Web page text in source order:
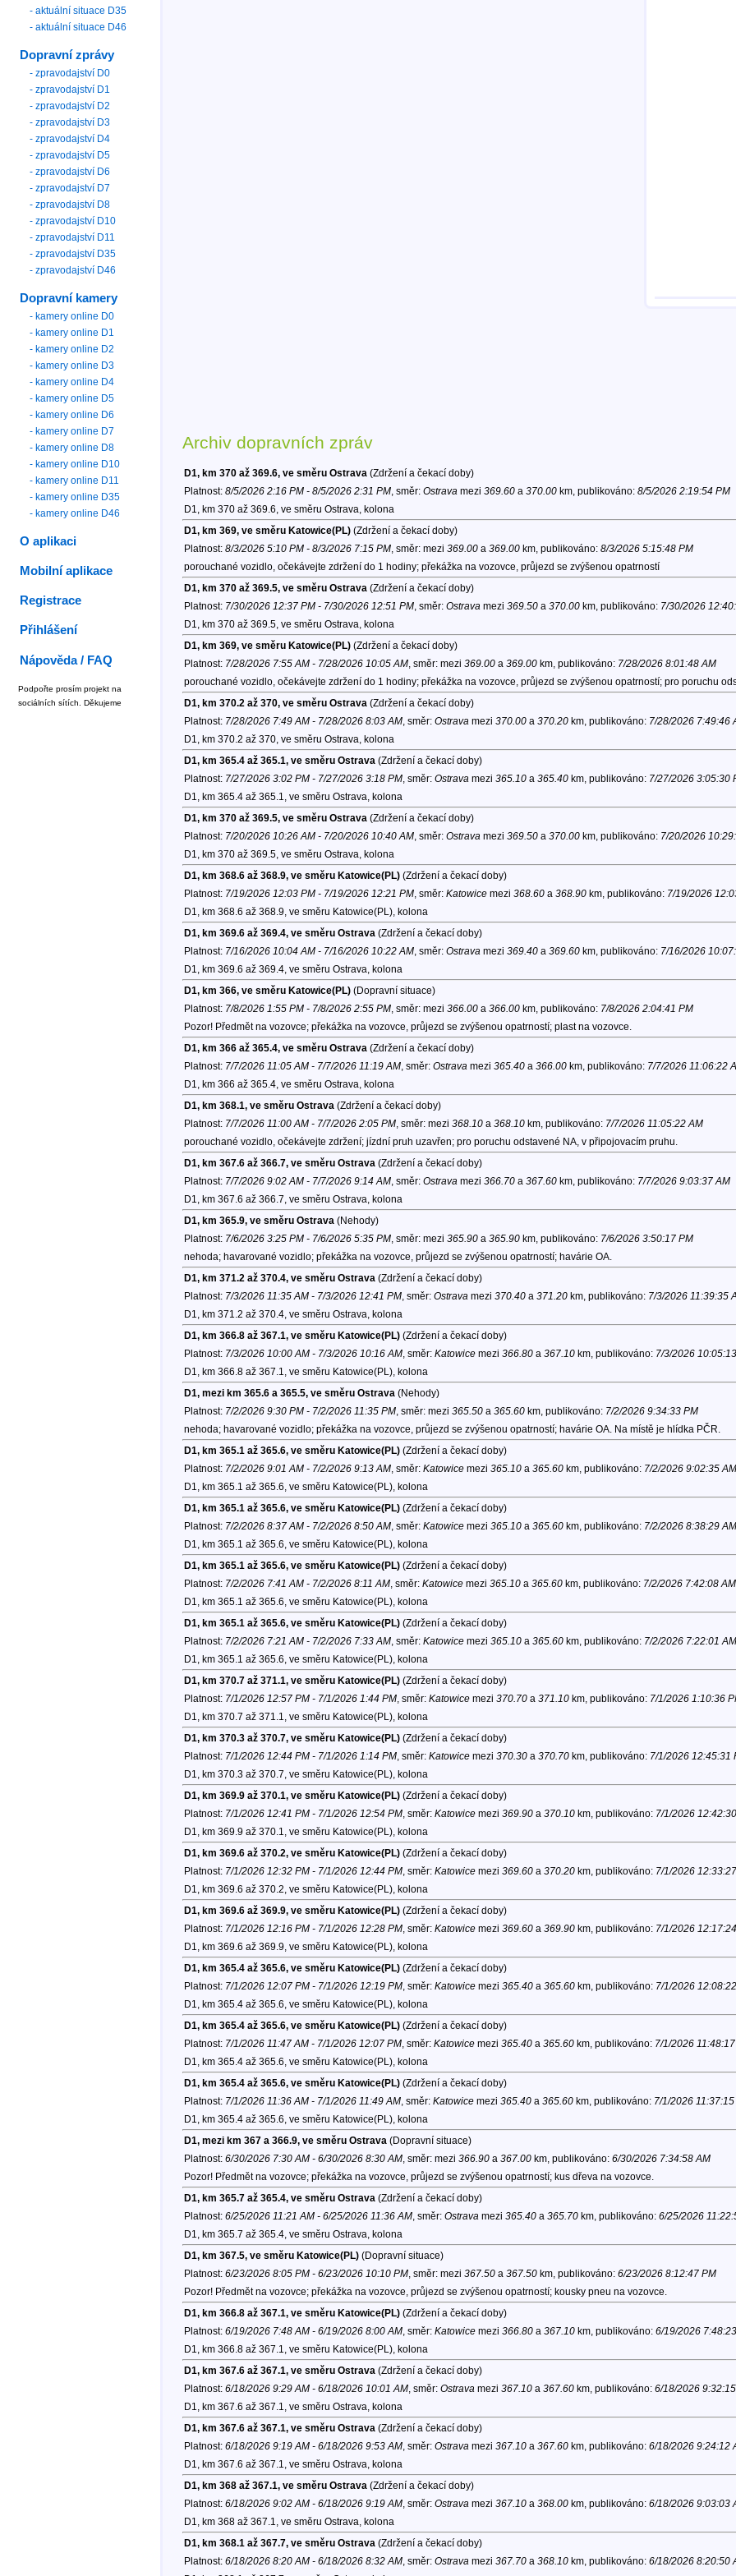
Archiv dopravních zpráv
D1, km 370 až 369.6, ve směru Ostrava (Zdržení a čekací doby)
Platnost: 8/5/2026 2:16 PM - 8/5/2026 2:31 PM, směr: Ostrava mezi 369.60a 370.00km, publikováno: 8/5/2026 2:19:54 PM
D1, km 370 až 369.6, ve směru Ostrava, kolona
D1, km 369, ve směru Katowice(PL)(Zdržení a čekací doby)
Platnost: 8/3/2026 5:10 PM - 8/3/2026 7:15 PM, směr: mezi 369.00a 369.00km, publikováno: 8/3/2026 5:15:48 PM
porouchané vozidlo, očekávejte zdržení do 1 hodiny; překážka na vozovce, průjezd se zvýšenou opatrností
D1, km 370 až 369.5, ve směru Ostrava (Zdržení a čekací doby)
Platnost: 7/30/2026 12:37 PM - 7/30/2026 12:51 PM, směr: Ostrava mezi 369.50a 370.00km, publikováno: 7/30/2026
D1, km 370 až 369.5, ve směru Ostrava, kolona
D1, km 369, ve směru Katowice(PL)(Zdržení a čekací doby)
Platnost: 7/28/2026 7:55 AM - 7/28/2026 10:05 AM, směr: mezi 369.00a 369.00km, publikováno: 7/28/2026 8:01:48 AM
porouchané vozidlo, očekávejte zdržení do 1 hodiny; překážka na vozovce, průjezd se zvýšenou opatrností; pro poruchu
D1, km 370.2 až 370, ve směru Ostrava (Zdržení a čekací doby)
Platnost: 7/28/2026 7:49 AM - 7/28/2026 8:03 AM, směr: Ostrava mezi 370.00a 370.20km, publikováno: 7/28/2026 7:49:46
D1, km 370.2 až 370, ve směru Ostrava, kolona
D1, km 365.4 až 365.1, ve směru Ostrava (Zdržení a čekací doby)
Platnost: 7/27/2026 3:02 PM - 7/27/2026 3:18 PM, směr: Ostrava mezi 365.10a 365.40km, publikováno: 7/27/2026 3:05:30
D1, km 365.4 až 365.1, ve směru Ostrava, kolona
D1, km 370 až 369.5, ve směru Ostrava (Zdržení a čekací doby)
Platnost: 7/20/2026 10:26 AM - 7/20/2026 10:40 AM, směr: Ostrava mezi 369.50a 370.00km, publikováno: 7/20/2026
D1, km 370 až 369.5, ve směru Ostrava, kolona
D1, km 368.6 až 368.9, ve směru Katowice(PL)(Zdržení a čekací doby)
Platnost: 7/19/2026 12:03 PM - 7/19/2026 12:21 PM, směr: Katowicemezi 368.60a 368.90km, publikováno: 7/19/2026
D1, km 368.6 až 368.9, ve směru Katowice(PL), kolona
D1, km 369.6 až 369.4, ve směru Ostrava (Zdržení a čekací doby)
Platnost: 7/16/2026 10:04 AM - 7/16/2026 10:22 AM, směr: Ostrava mezi 369.40a 369.60km, publikováno: 7/16/2026
D1, km 369.6 až 369.4, ve směru Ostrava, kolona
D1, km 366, ve směru Katowice(PL)(Dopravní situace)
Platnost: 7/8/2026 1:55 PM - 7/8/2026 2:55 PM, směr: mezi 366.00a 366.00km, publikováno: 7/8/2026 2:04:41 PM
Pozor! Předmět na vozovce; překážka na vozovce, průjezd se zvýšenou opatrností; plast na vozovce.
D1, km 366 až 365.4, ve směru Ostrava (Zdržení a čekací doby)
Platnost: 7/7/2026 11:05 AM - 7/7/2026 11:19 AM, směr: Ostrava mezi 365.40a 366.00km, publikováno: 7/7/2026 11:06:22
D1, km 366 až 365.4, ve směru Ostrava, kolona
D1, km 368.1, ve směru Ostrava (Zdržení a čekací doby)
Platnost: 7/7/2026 11:00 AM - 7/7/2026 2:05 PM, směr: mezi 368.10a 368.10km, publikováno: 7/7/2026 11:05:22 AM
porouchané vozidlo, očekávejte zdržení; jízdní pruh uzavřen; pro poruchu odstavené NA, v připojovacím pruhu.
D1, km 367.6 až 366.7, ve směru Ostrava (Zdržení a čekací doby)
Platnost: 7/7/2026 9:02 AM - 7/7/2026 9:14 AM, směr: Ostrava mezi 366.70a 367.60km, publikováno: 7/7/2026 9:03:37 AM
D1, km 367.6 až 366.7, ve směru Ostrava, kolona
D1, km 365.9, ve směru Ostrava (Nehody)
Platnost: 7/6/2026 3:25 PM - 7/6/2026 5:35 PM, směr: mezi 365.90a 365.90km, publikováno: 7/6/2026 3:50:17 PM
nehoda; havarované vozidlo; překážka na vozovce, průjezd se zvýšenou opatrností; havárie OA.
D1, km 371.2 až 370.4, ve směru Ostrava (Zdržení a čekací doby)
Platnost: 7/3/2026 11:35 AM - 7/3/2026 12:41 PM, směr: Ostrava mezi 370.40a 371.20km, publikováno: 7/3/2026 11:39:35
D1, km 371.2 až 370.4, ve směru Ostrava, kolona
D1, km 366.8 až 367.1, ve směru Katowice(PL)(Zdržení a čekací doby)
Platnost: 7/3/2026 10:00 AM - 7/3/2026 10:16 AM, směr: Katowicemezi 366.80a 367.10km, publikováno: 7/3/2026
D1, km 366.8 až 367.1, ve směru Katowice(PL), kolona
D1, mezi km 365.6 a 365.5, ve směru Ostrava (Nehody)
Platnost: 7/2/2026 9:30 PM - 7/2/2026 11:35 PM, směr: mezi 365.50a 365.60km, publikováno: 7/2/2026 9:34:33 PM
nehoda; havarované vozidlo; překážka na vozovce, průjezd se zvýšenou opatrností; havárie OA. Na místě je hlídka PČR.
D1, km 365.1 až 365.6, ve směru Katowice(PL)(Zdržení a čekací doby)
Platnost: 7/2/2026 9:01 AM - 7/2/2026 9:13 AM, směr: Katowicemezi 365.10a 365.60km, publikováno: 7/2/2026 9:02:35 AM
D1, km 365.1 až 365.6, ve směru Katowice(PL), kolona
D1, km 365.1 až 365.6, ve směru Katowice(PL)(Zdržení a čekací doby)
Platnost: 7/2/2026 8:37 AM - 7/2/2026 8:50 AM, směr: Katowicemezi 365.10a 365.60km, publikováno: 7/2/2026 8:38:29 AM
D1, km 365.1 až 365.6, ve směru Katowice(PL), kolona
D1, km 365.1 až 365.6, ve směru Katowice(PL)(Zdržení a čekací doby)
Platnost: 7/2/2026 7:41 AM - 7/2/2026 8:11 AM, směr: Katowicemezi 365.10a 365.60km, publikováno: 7/2/2026 7:42:08 AM
D1, km 365.1 až 365.6, ve směru Katowice(PL), kolona
D1, km 365.1 až 365.6, ve směru Katowice(PL)(Zdržení a čekací doby)
Platnost: 7/2/2026 7:21 AM - 7/2/2026 7:33 AM, směr: Katowicemezi 365.10a 365.60km, publikováno: 7/2/2026 7:22:01 AM
D1, km 365.1 až 365.6, ve směru Katowice(PL), kolona
D1, km 370.7 až 371.1, ve směru Katowice(PL)(Zdržení a čekací doby)
Platnost: 7/1/2026 12:57 PM - 7/1/2026 1:44 PM, směr: Katowicemezi 370.70a 371.10km, publikováno: 7/1/2026 1:10:36
D1, km 370.7 až 371.1, ve směru Katowice(PL), kolona
D1, km 370.3 až 370.7, ve směru Katowice(PL)(Zdržení a čekací doby)
Platnost: 7/1/2026 12:44 PM - 7/1/2026 1:14 PM, směr: Katowicemezi 370.30a 370.70km, publikováno: 7/1/2026 12:45:31
D1, km 370.3 až 370.7, ve směru Katowice(PL), kolona
D1, km 369.9 až 370.1, ve směru Katowice(PL)(Zdržení a čekací doby)
Platnost: 7/1/2026 12:41 PM - 7/1/2026 12:54 PM, směr: Katowicemezi 369.90a 370.10km, publikováno: 7/1/2026
D1, km 369.9 až 370.1, ve směru Katowice(PL), kolona
D1, km 369.6 až 370.2, ve směru Katowice(PL)(Zdržení a čekací doby)
Platnost: 7/1/2026 12:32 PM - 7/1/2026 12:44 PM, směr: Katowicemezi 369.60a 370.20km, publikováno: 7/1/2026
D1, km 369.6 až 370.2, ve směru Katowice(PL), kolona
D1, km 369.6 až 369.9, ve směru Katowice(PL)(Zdržení a čekací doby)
Platnost: 7/1/2026 12:16 PM - 7/1/2026 12:28 PM, směr: Katowicemezi 369.60a 369.90km, publikováno: 7/1/2026
D1, km 369.6 až 369.9, ve směru Katowice(PL), kolona
D1, km 365.4 až 365.6, ve směru Katowice(PL)(Zdržení a čekací doby)
Platnost: 7/1/2026 12:07 PM - 7/1/2026 12:19 PM, směr: Katowicemezi 365.40a 365.60km, publikováno: 7/1/2026
D1, km 365.4 až 365.6, ve směru Katowice(PL), kolona
D1, km 365.4 až 365.6, ve směru Katowice(PL)(Zdržení a čekací doby)
Platnost: 7/1/2026 11:47 AM - 7/1/2026 12:07 PM, směr: Katowicemezi 365.40a 365.60km, publikováno: 7/1/2026
D1, km 365.4 až 365.6, ve směru Katowice(PL), kolona
D1, km 365.4 až 365.6, ve směru Katowice(PL)(Zdržení a čekací doby)
Platnost: 7/1/2026 11:36 AM - 7/1/2026 11:49 AM, směr: Katowicemezi 365.40a 365.60km, publikováno: 7/1/2026 11:37:15
D1, km 365.4 až 365.6, ve směru Katowice(PL), kolona
D1, mezi km 367 a 366.9, ve směru Ostrava (Dopravní situace)
Platnost: 6/30/2026 7:30 AM - 6/30/2026 8:30 AM, směr: mezi 366.90a 367.00km, publikováno: 6/30/2026 7:34:58 AM
Pozor! Předmět na vozovce; překážka na vozovce, průjezd se zvýšenou opatrností; kus dřeva na vozovce.
D1, km 365.7 až 365.4, ve směru Ostrava (Zdržení a čekací doby)
Platnost: 6/25/2026 11:21 AM - 6/25/2026 11:36 AM, směr: Ostrava mezi 365.40a 365.70km, publikováno: 6/25/2026
D1, km 365.7 až 365.4, ve směru Ostrava, kolona
D1, km 367.5, ve směru Katowice(PL)(Dopravní situace)
Platnost: 6/23/2026 8:05 PM - 6/23/2026 10:10 PM, směr: mezi 367.50a 367.50km, publikováno: 6/23/2026 8:12:47 PM
Pozor! Předmět na vozovce; překážka na vozovce, průjezd se zvýšenou opatrností; kousky pneu na vozovce.
D1, km 366.8 až 367.1, ve směru Katowice(PL)(Zdržení a čekací doby)
Platnost: 6/19/2026 7:48 AM - 6/19/2026 8:00 AM, směr: Katowicemezi 366.80a 367.10km, publikováno: 6/19/2026
D1, km 366.8 až 367.1, ve směru Katowice(PL), kolona
D1, km 367.6 až 367.1, ve směru Ostrava (Zdržení a čekací doby)
Platnost: 6/18/2026 9:29 AM - 6/18/2026 10:01 AM, směr: Ostrava mezi 367.10a 367.60km, publikováno: 6/18/2026
D1, km 367.6 až 367.1, ve směru Ostrava, kolona
D1, km 367.6 až 367.1, ve směru Ostrava (Zdržení a čekací doby)
Platnost: 6/18/2026 9:19 AM - 6/18/2026 9:53 AM, směr: Ostrava mezi 367.10a 367.60km, publikováno: 6/18/2026 9:24:12
D1, km 367.6 až 367.1, ve směru Ostrava, kolona
D1, km 368 až 367.1, ve směru Ostrava (Zdržení a čekací doby)
Platnost: 6/18/2026 9:02 AM - 6/18/2026 9:19 AM, směr: Ostrava mezi 367.10a 368.00km, publikováno: 6/18/2026 9:03:03
D1, km 368 až 367.1, ve směru Ostrava, kolona
D1, km 368.1 až 367.7, ve směru Ostrava (Zdržení a čekací doby)
Platnost: 6/18/2026 8:20 AM - 6/18/2026 8:32 AM, směr: Ostrava mezi 367.70a 368.10km, publikováno: 6/18/2026 8:20:50
- aktuální situace D35
- aktuální situace D46
Dopravní zprávy
- zpravodajství D0
- zpravodajství D1
- zpravodajství D2
- zpravodajství D3
- zpravodajství D4
- zpravodajství D5
- zpravodajství D6
- zpravodajství D7
- zpravodajství D8
- zpravodajství D10
- zpravodajství D11
- zpravodajství D35
- zpravodajství D46
Dopravní kamery
- kamery online D0
- kamery online D1
- kamery online D2
- kamery online D3
- kamery online D4
- kamery online D5
- kamery online D6
- kamery online D7
- kamery online D8
- kamery online D10
- kamery online D11
- kamery online D35
- kamery online D46
O aplikaci
Mobilní aplikace
Registrace
Přihlášení
Nápověda / FAQ
Podpořte prosím projekt na
sociálních sítích. Děkujeme